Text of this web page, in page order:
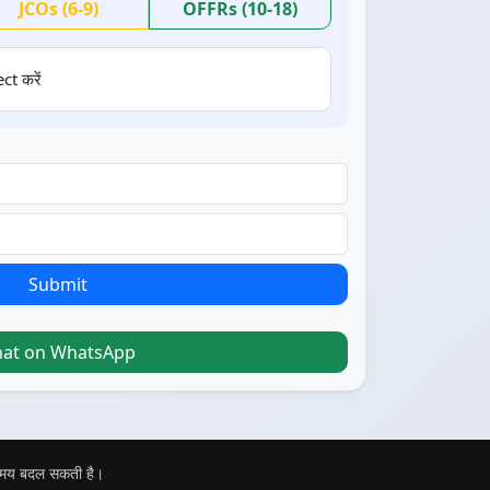
JCOs (6-9) OFFRs (10-18)
करें
Submit
on WhatsApp
बदल सकती है।